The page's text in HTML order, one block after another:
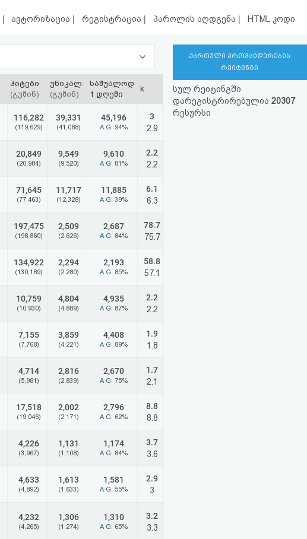
| ავტორიზაცია | რეგისტრაცია | პაროლის აღდგენა | HTML კოდი
ჰიტები
(გუშინ)
უნიკალ.
(გუშინ)
საშუალოდ
1 დღეში
k
116,282
(119,629)
39,331
(41,088)
45,196
A G: 94%
3
2.9
20,849
(20,984)
9,549
(9,520)
9,610
A G: 81%
2.2
2.2
71,645
(77,463)
11,717
(12,328)
11,885
A G: 39%
6.1
6.3
197,475
(198,860)
2,509
(2,626)
2,687
A G: 84%
78.7
75.7
134,922
(130,189)
2,294
(2,280)
2,193
A G: 85%
58.8
57.1
10,759
(10,930)
4,804
(4,889)
4,935
A G: 87%
2.2
2.2
7,155
(7,768)
3,859
(4,221)
4,408
A G: 89%
1.9
1.8
4,714
(5,981)
2,816
(2,839)
2,670
A G: 75%
1.7
2.1
17,518
(19,046)
2,002
(2,171)
2,796
A G: 62%
8.8
8.8
4,226
(3,967)
1,131
(1,108)
1,174
A G: 84%
3.7
3.6
4,633
(4,892)
1,613
(1,633)
1,581
A G: 55%
2.9
3
4,232
(4,265)
1,306
(1,274)
1,310
A G: 65%
3.2
3.3
ქართული პროვაიდერების
რეიტინგი
სულ რეიტინგში
დარეგისტრირებულია 20307
რესურსი